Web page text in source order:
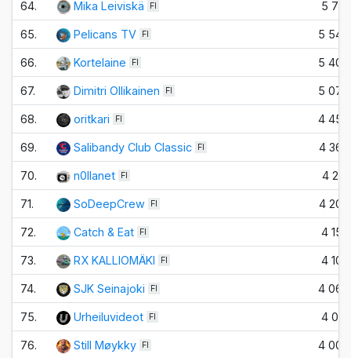
64. Mika Leiviskä FI 5 710
65. Pelicans TV FI 5 540
66. Kortelaine FI 5 400
67. Dimitri Ollikainen FI 5 070
68. oritkari FI 4 450
69. Salibandy Club Classic FI 4 360
70. n0llanet FI 4 210
71. SoDeepCrew FI 4 200
72. Catch & Eat FI 4 150
73. RX KALLIOMÄKI FI 4 100
74. SJK Seinajoki FI 4 060
75. Urheiluvideot FI 4 010
76. Still Møykky FI 4 000